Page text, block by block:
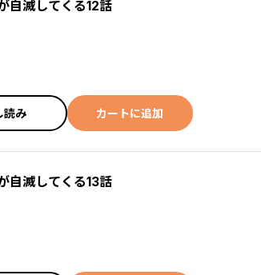
自滅してくる12話
読み カートに追加
自滅してくる13話